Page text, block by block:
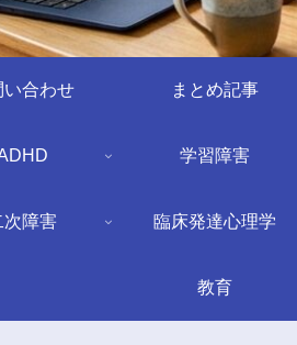
い合わせ まとめ記事
学習障害
次障害 臨床発達心理学
教育